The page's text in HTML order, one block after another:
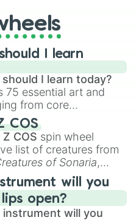
brainstorming for
or just looking for a
characters, this
I learn
I learn today?
75 essential art and
from core
,Perspective
skills like
Animation , and
COS
COS spin wheel
list of creatures from
of Sonaria,
Boreal Warden
way toYggdragstyx,
Wardens.
will you
open?
instrument will you